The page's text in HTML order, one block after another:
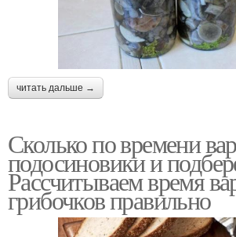
читать дальше →
Сколько по времени
подосиновики и
Рассчитываем время
грибочков правильно